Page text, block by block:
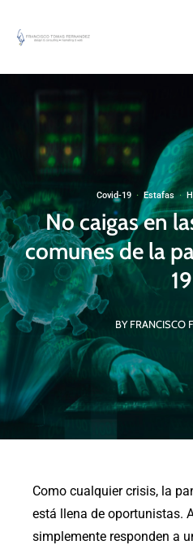
Covid-19·Estafas·
No caigas en
comunes de la
19
BY FRANCISCO
Como cualquier crisis, la
está llena de oportunistas.
simplemente responden a